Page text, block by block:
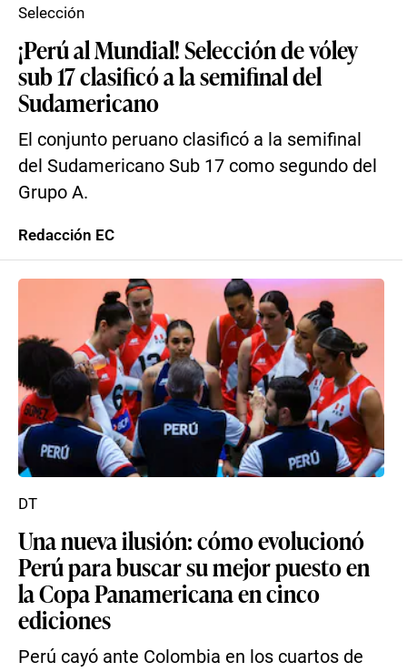
¡Perú al Mundial! Selección de vóley
sub 17 clasificó a la semifinal del
Sudamericano
El conjunto peruano clasificó a la semifinal
del Sudamericano Sub 17 como segundo del
Grupo A.
Selección
Redacción EC
Una nueva ilusión: cómo evolucionó
Perú para buscar su mejor puesto en
la Copa Panamericana en cinco
ediciones
Perú cayó ante Colombia en los cuartos de
DT